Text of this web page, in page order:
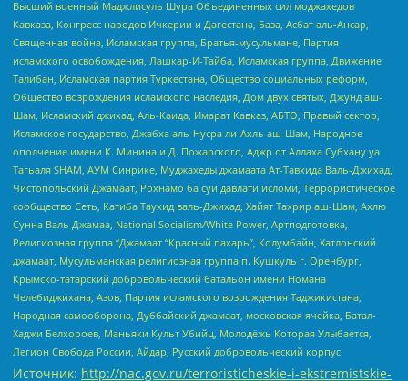
Высший военный Маджлисуль Шура Объединенных сил моджахедов
Кавказа, Конгресс народов Ичкерии и Дагестана, База, Асбат аль-Ансар,
Священная война, Исламская группа, Братья-мусульмане, Партия
исламского освобождения, Лашкар-И-Тайба, Исламская группа, Движение
Талибан, Исламская партия Туркестана, Общество социальных реформ,
Общество возрождения исламского наследия, Дом двух святых, Джунд аш-
Шам, Исламский джихад, Аль-Каида, Имарат Кавказ, АБТО, Правый сектор,
Исламское государство, Джабха аль-Нусра ли-Ахль аш-Шам, Народное
ополчение имени К. Минина и Д. Пожарского, Аджр от Аллаха Субхану уа
Тагьаля SHAM, АУМ Синрике, Муджахеды джамаата Ат-Тавхида Валь-Джихад,
Чистопольский Джамаат, Рохнамо ба суи давлати исломи, Террористическое
сообщество Сеть, Катиба Таухид валь-Джихад, Хайят Тахрир аш-Шам, Ахлю
Сунна Валь Джамаа, National Socialism/White Power, Артподготовка,
Религиозная группа “Джамаат “Красный пахарь”, Колумбайн, Хатлонский
джамаат, Мусульманская религиозная группа п. Кушкуль г. Оренбург,
Крымско-татарский добровольческий батальон имени Номана
Челебиджихана, Азов, Партия исламского возрождения Таджикистана,
Народная самооборона, Дуббайский джамаат, московская ячейка, Батал-
Хаджи Белхороев, Маньяки Культ Убийц, Молодёжь Которая Улыбается,
Легион Свобода России, Айдар, Русский добровольческий корпус
Источник: http://nac.gov.ru/terroristicheskie-i-ekstremistskie-